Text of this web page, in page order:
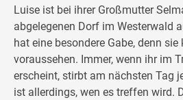
Luise ist bei ihrer Großmutter
abgelegenen Dorf im Westerwald
hat eine besondere Gabe, denn sie
voraussehen. Immer, wenn ihr im
erscheint, stirbt am nächsten Tag
ist allerdings, wen es treffen wird.